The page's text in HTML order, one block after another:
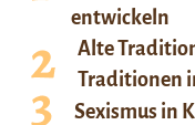
entwickeln
Alte
Traditionen
Sexismus in